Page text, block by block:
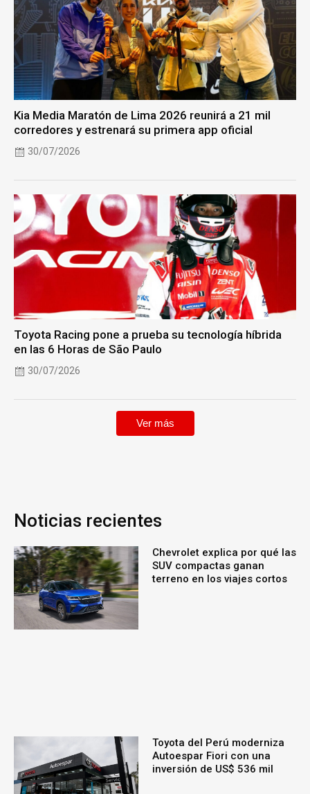
Kia Media Maratón de Lima 2026 reunirá a 21 mil
corredores y estrenará su primera app oficial
30/07/2026
Toyota Racing pone a prueba su tecnología híbrida
en las 6 Horas de São Paulo
30/07/2026
Ver más
Noticias recientes
Chevrolet explica por qué las
SUV compactas ganan
terreno en los viajes cortos
Toyota del Perú moderniza
Autoespar Fiori con una
inversión de US$ 536 mil